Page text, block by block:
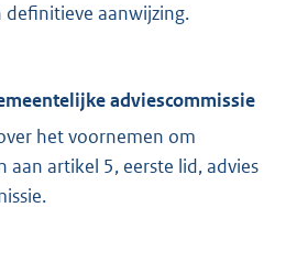
definitieve aanwijzing.
adviescommissie
het voornemen om
aan artikel 5, eerste lid, advies